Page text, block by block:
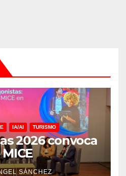
IA/AI TURISMO
2026 convoca
SÁNCHEZ